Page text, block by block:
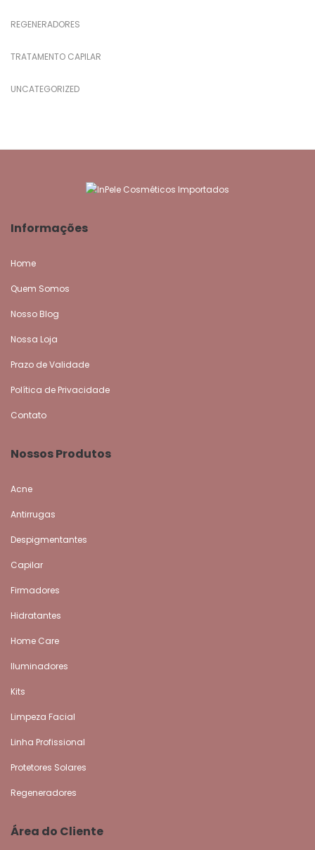
REGENERADORES
TRATAMENTO CAPILAR
UNCATEGORIZED
Informações
Home
Quem Somos
Nosso Blog
Nossa Loja
Prazo de Validade
Política de Privacidade
Contato
Nossos Produtos
Acne
Antirrugas
Despigmentantes
Capilar
Firmadores
Hidratantes
Home Care
Iluminadores
Kits
Limpeza Facial
Linha Profissional
Protetores Solares
Regeneradores
Área do Cliente